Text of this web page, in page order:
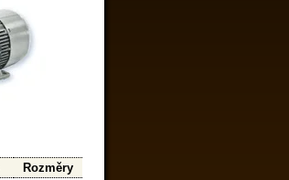
Rozměry